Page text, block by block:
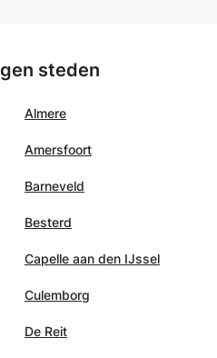
steden
Almere
Amersfoort
Barneveld
Besterd
Capelle aan den IJssel
Culemborg
De Reit